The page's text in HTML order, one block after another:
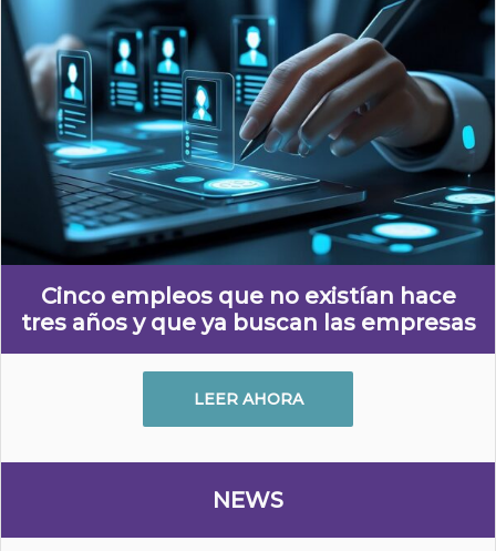
Cinco empleos que no existían hace
tres años y que ya buscan las empresas
LEER AHORA
NEWS